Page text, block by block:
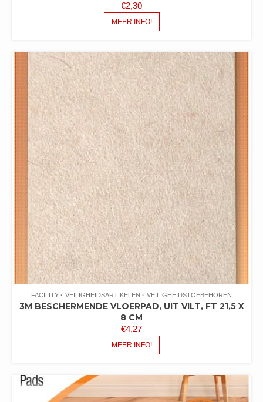
€2,30
MEER INFO!
FACILITY VEILIGHEIDSARTIKELEN VEILIGHEIDSTOEBEHOREN
3M BESCHERMENDE VLOERPAD, UIT VILT, FT 21,5 X
8 CM
€4,27
MEER INFO!